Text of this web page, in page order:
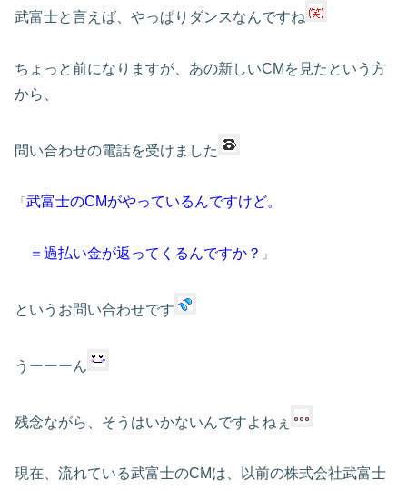
武富士と言えば、やっぱりダンスなんですね
ちょっと前になりますが、あの新しいCMを見たという方
から、
問い合わせの電話を受けました
「 武富士のCMがやっているんですけど。
＝過払い金が返ってくるんですか？ 」
というお問い合わせです
うーーーん
残念ながら、そうはいかないんですよねぇ
現在、流れている武富士のCMは、以前の株式会社武富士